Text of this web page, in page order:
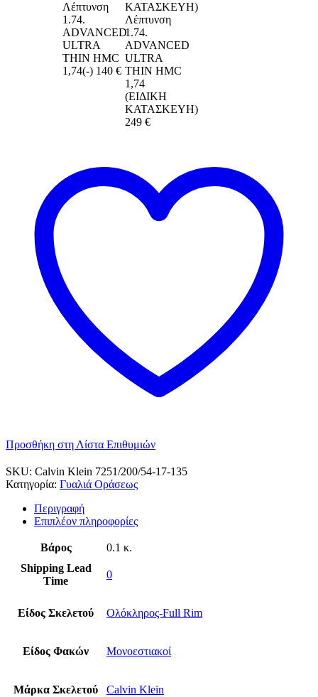
Λέπτυνση
1.74.
ADVANCED
ULTRA
THIN HMC
1,74(-) 140 €
Λέπτυνση
1.74.
ADVANCED
ULTRA
THIN HMC
1,74
(ΕΙΔΙΚΗ
ΚΑΤΑΣΚΕΥΗ)
249 €
Προσθήκη στη Λίστα Επιθυμιών
SKU: Calvin Klein 7251/200/54-17-135
Κατηγορία: Γυαλιά Οράσεως
Περιγραφή
Επιπλέον πληροφορίες
Βάρος
0.1 κ.
Shipping Lead
Time
0
Είδος Σκελετού Ολόκληρος-Full Rim
Είδος Φακών Μονοεστιακοί
Μάρκα Σκελετού Calvin Klein